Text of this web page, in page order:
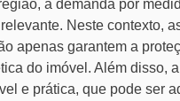
a demanda por
Neste contexto,
apenas garantem a
do imóvel. Além disso,
e prática, que pode ser